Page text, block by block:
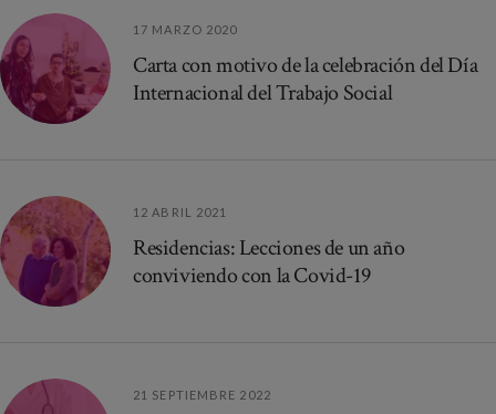
17 MARZO 2020
Carta con motivo de la celebración del Día
Internacional del Trabajo Social
12 ABRIL 2021
Residencias: Lecciones de un año
conviviendo con la Covid-19
21 SEPTIEMBRE 2022